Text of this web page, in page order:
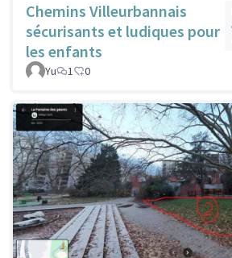
Chemins Villeurbannais
sécurisants et ludiques pour
les enfants
Yu 1 0